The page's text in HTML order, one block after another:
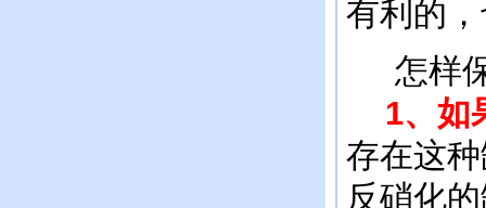
有利的
怎样保
1、如
存在这
反硝化